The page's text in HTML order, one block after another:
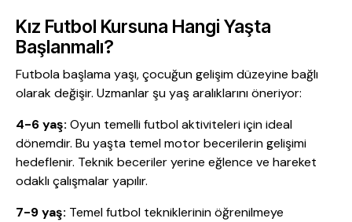
Kız Futbol Kursuna Hangi Yaşta
Başlanmalı?
Futbola başlama yaşı, çocuğun gelişim düzeyine bağlı
olarak değişir. Uzmanlar şu yaş aralıklarını öneriyor:
4-6 yaş: Oyun temelli futbol aktiviteleri için ideal
dönemdir. Bu yaşta temel motor becerilerin gelişimi
hedeflenir. Teknik beceriler yerine eğlence ve hareket
odaklı çalışmalar yapılır.
7-9 yaş: Temel futbol tekniklerinin öğrenilmeye